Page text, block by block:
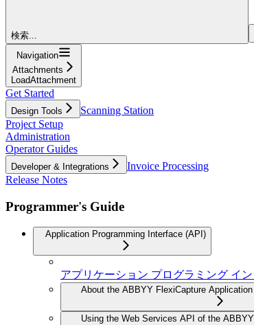
検索...
Navigation
Attachments
LoadAttachment
Get Started
Design Tools
Scanning Station
Project Setup
Administration
Operator Guides
Developer & Integrations
Invoice Processing
Release Notes
Programmer's Guide
Application Programming Interface (API)
アプリケーション プログラミング イン
About the ABBYY FlexiCapture
Using the Web Services API of the